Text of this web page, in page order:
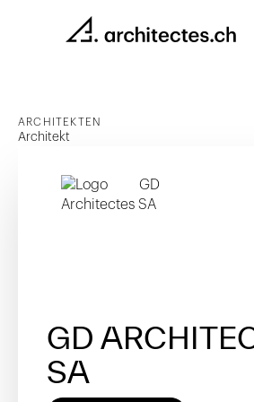
ARCHITEKTEN
Architekt
GD
SA